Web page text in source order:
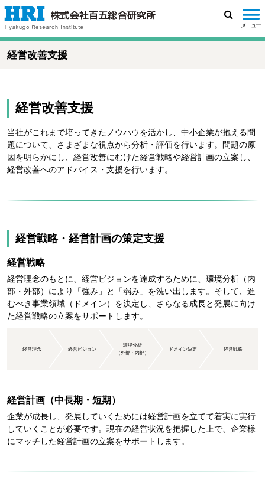
索
メニュー
経営改善支援
経営改善支援
当社がこれまで培ってきたノウハウを活かし、中小企業が抱える問
題について、さまざまな視点から分析・評価を行います。問題の原
因を明らかにし、経営改善にむけた経営戦略や経営計画の立案し、
経営改善へのアドバイス・支援を行います。
経営戦略・経営計画の策定支援
経営戦略
経営理念のもとに、経営ビジョンを達成するために、環境分析（内
部・外部）により「強み」と「弱み」を洗い出します。そして、進
むべき事業領域（ドメイン）を決定し、さらなる成長と発展に向け
た経営戦略の立案をサポートします。
経営理念 経営ビジョン
環境分析
（外部・内部）
ドメイン決定 経営戦略
経営計画（中長期・短期）
企業が成長し、発展していくためには経営計画を立てて着実に実行
していくことが必要です。現在の経営状況を把握した上で、企業様
にマッチした経営計画の立案をサポートします。